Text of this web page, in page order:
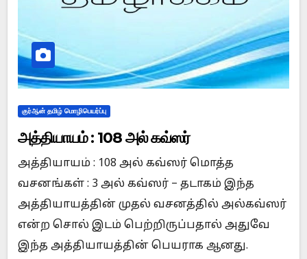
குர்ஆன் தமிழ் மொழிபெயர்ப்பு
அத்தியாயம் : 108 அல் கவ்ஸர்
அத்தியாயம் : 108 அல் கவ்ஸர் மொத்த
வசனங்கள் : 3 அல் கவ்ஸர் – தடாகம் இந்த
அத்தியாயத்தின் முதல் வசனத்தில் அல்கவ்ஸர்
என்ற சொல் இடம் பெற்றிருப்பதால் அதுவே
இந்த அத்தியாயத்தின் பெயராக ஆனது.